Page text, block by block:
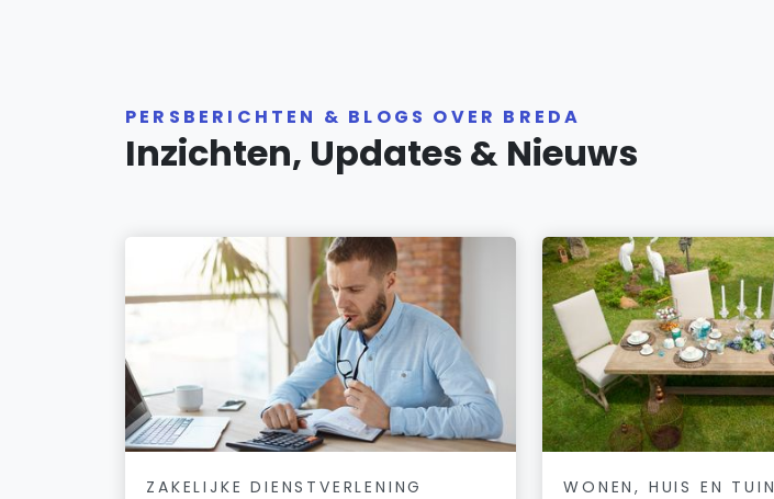
PERSBERICHTEN & BLOGS OVER BREDA
Inzichten, Updates & Nieuws
ZAKELIJKE DIENSTVERLENING WONEN, HUIS EN TUIN